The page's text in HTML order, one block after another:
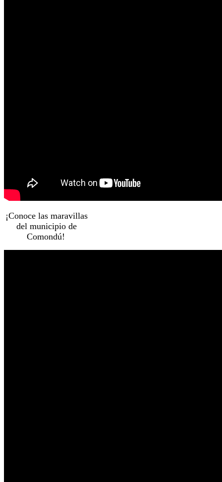
¡Conoce las maravillas
del municipio de
Comondú!